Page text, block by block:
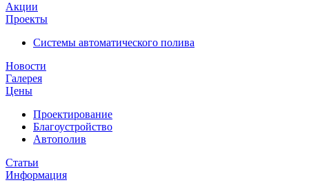
Акции
Проекты
Системы автоматического полива
Новости
Галерея
Цены
Проектирование
Благоустройство
Автополив
Статьи
Информация